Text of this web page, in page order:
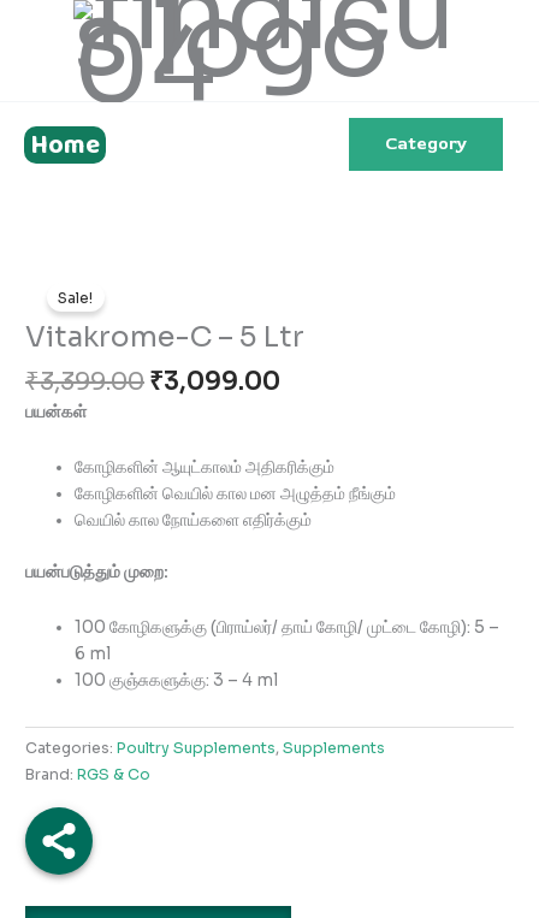
Home Category
Sale!
Vitakrome-C – 5 Ltr
₹3,399.00
was:
₹3,399.00.
₹3,099.00
is:
₹3,099.00.
பயன்கள்
கோழிகளின் ஆயுட்காலம் அதிகரிக்கும்
கோழிகளின் வெயில் கால மன அழுத்தம் நீங்கும்
வெயில் கால நோய்களை எதிர்க்கும்
பயன்படுத்தும் முறை:
100 கோழிகளுக்கு (பிராய்லர்/ தாய் கோழி/ முட்டை கோழி): 5 –
6 ml
100 குஞ்சுகளுக்கு: 3 – 4 ml
-
5
Ltr
quantity
Categories:Poultry Supplements,Supplements
Brand:RGS & Co